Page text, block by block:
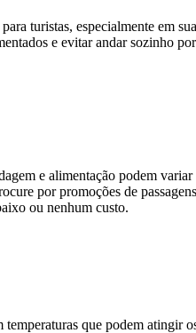
turistas, especialmente em
e evitar andar sozinho
e alimentação podem
por promoções de
ou nenhum custo.
que podem atingir